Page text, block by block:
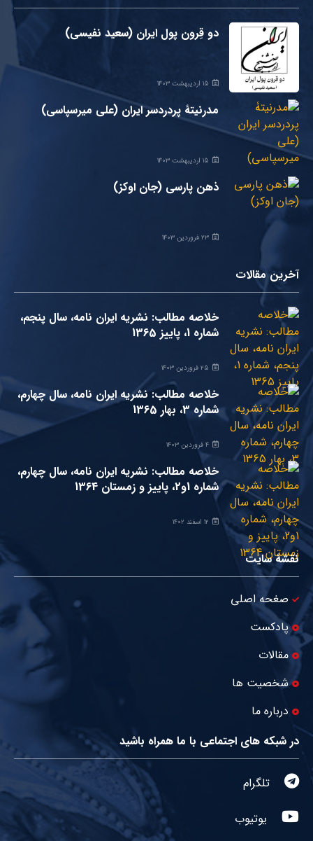
دو قِرون پول ایران (سعید نفیسی)
۱۵ اردیبهشت ۱۴۰۳
مدرنیتۀ پردردسر ایران (علی میرسپاسی)
۱۵ اردیبهشت ۱۴۰۳
ذهن پارسی (جان اوکز)
۲۳ فروردین ۱۴۰۳
آخرین مقالات
خلاصه مطالب: نشریه ایران نامه، سال پنجم،
شماره 1، پاییز 1365
۲۵ فروردین ۱۴۰۳
خلاصه مطالب: نشریه ایران نامه، سال چهارم،
شماره 3، بهار 1365
۴ فروردین ۱۴۰۳
خلاصه مطالب: نشریه ایران نامه، سال چهارم،
شماره 1و2، پاییز و زمستان 1364
۱۲ اسفند ۱۴۰۲
نقشۀ سایت
صغحه اصلی
پادکست
مقالات
شخصیت ها
درباره ما
در شبکه های اجتماعی با ما همراه باشید
تلگرام
یوتیوب